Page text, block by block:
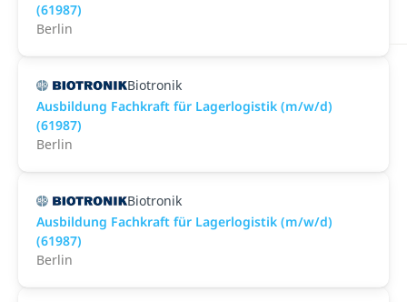
(61987)
Berlin
Biotronik
Ausbildung Fachkraft für Lagerlogistik (m/w/d)
(61987)
Berlin
Biotronik
Ausbildung Fachkraft für Lagerlogistik (m/w/d)
(61987)
Berlin